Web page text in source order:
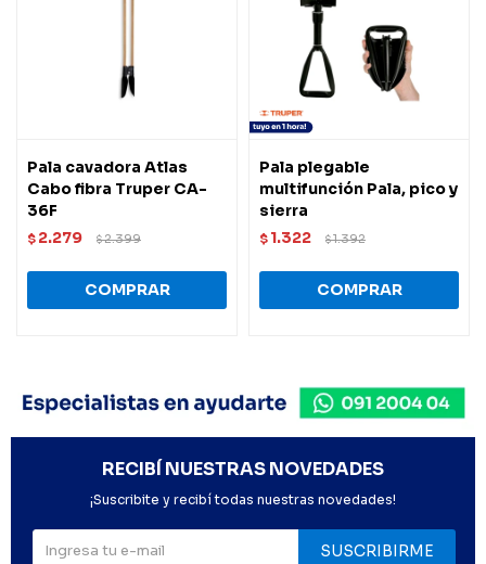
Pala cavadora Atlas
Cabo fibra Truper CA-
36F
$ 2.279 $2.399
Pala plegable
multifunción Pala, pico y
sierra
$ 1.322 $1.392
RECIBÍ NUESTRAS NOVEDADES
¡Suscribite y recibí todas nuestras novedades!
SUSCRIBIRME